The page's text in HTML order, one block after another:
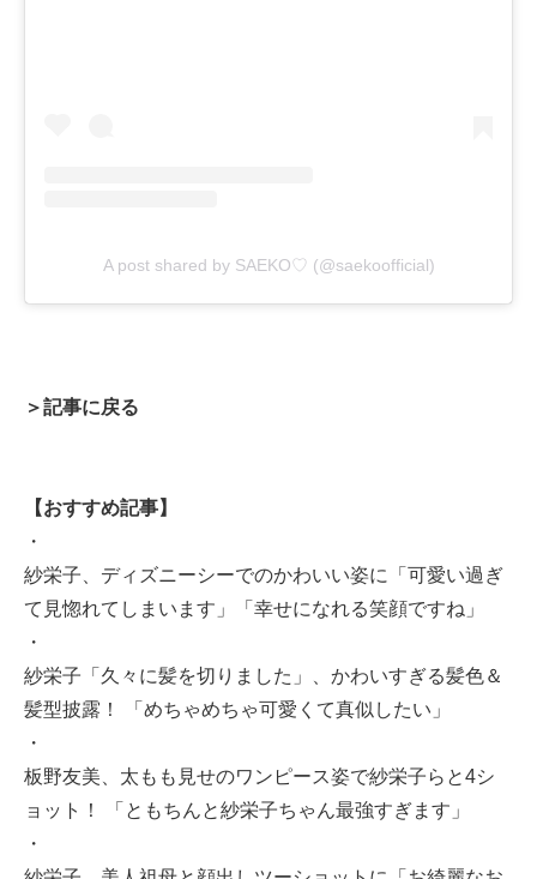
A post shared by SAEKO♡ (@saekoofficial)
＞記事に戻る
【おすすめ記事】
・
紗栄子、ディズニーシーでのかわいい姿に「可愛い過ぎ
て見惚れてしまいます」「幸せになれる笑顔ですね」
・
紗栄子「久々に髪を切りました」、かわいすぎる髪色＆
髪型披露！ 「めちゃめちゃ可愛くて真似したい」
・
板野友美、太もも見せのワンピース姿で紗栄子らと4シ
ョット！ 「ともちんと紗栄子ちゃん最強すぎます」
・